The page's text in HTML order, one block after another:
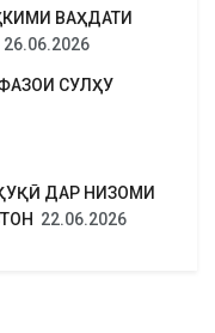
ВАҲДАТИ
26.06.2026
СУЛҲУ
ДАР НИЗОМИ
22.06.2026